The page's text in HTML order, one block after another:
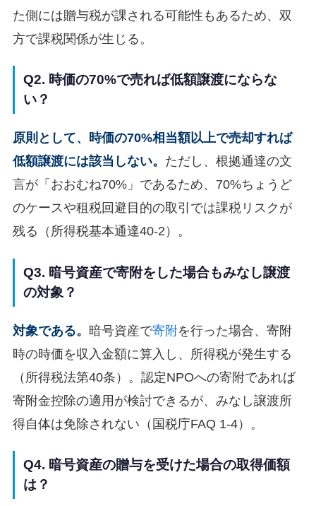
た側には贈与税が課される可能性もあるため、双
方で課税関係が生じる。
Q2. 時価の70%で売れば低額譲渡にならな
い？
原則として、時価の70%相当額以上で売却すれば
低額譲渡には該当しない。 ただし、根拠通達の文
言が「おおむね70%」であるため、70%ちょうど
のケースや租税回避目的の取引では課税リスクが
残る（所得税基本通達40-2）。
Q3. 暗号資産で寄附をした場合もみなし譲渡
の対象？
対象である。 暗号資産で寄附を行った場合、寄附
時の時価を収入金額に算入し、所得税が発生する
（所得税法第40条）。認定NPOへの寄附であれば
寄附金控除の適用が検討できるが、みなし譲渡所
得自体は免除されない（国税庁FAQ 1-4）。
Q4. 暗号資産の贈与を受けた場合の取得価額
は？